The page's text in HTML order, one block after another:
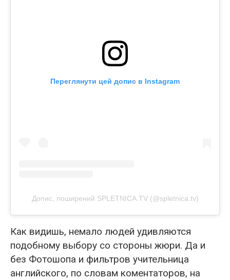
Переглянути цей допис в Instagram
Допис, поширений SPLETNICA.TV (@spletnica.tv)
Как видишь, немало людей удивляются
подобному выбору со стороны жюри. Да и
без Фотошопа и фильтров учительница
английского, по словам коментаторов, на